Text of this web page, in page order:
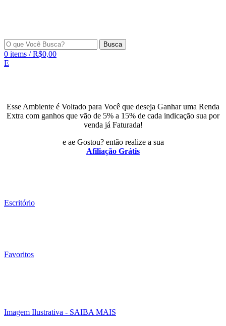
Busca
0 items / R$0,00
E
Esse Ambiente é Voltado para Você que deseja Ganhar uma Renda
Extra com ganhos que vão de 5% a 15% de cada indicação sua por
venda já Faturada!
e ae Gostou? então realize a sua
Afiliação Grátis
Escritório
Favoritos
5000 Un15X10 CM
Imagem Ilustrativa - SAIBA MAIS